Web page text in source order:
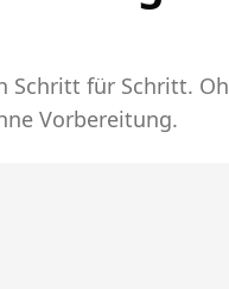
Schritt für Schritt.
Vorbereitung.